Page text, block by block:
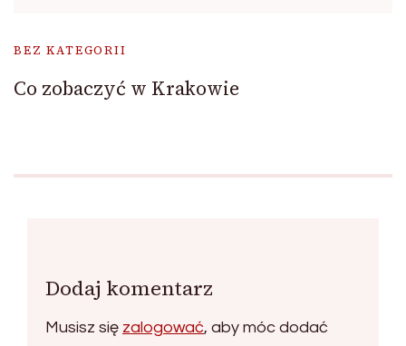
BEZ KATEGORII
Co zobaczyć w Krakowie
Dodaj komentarz
Musisz się zalogować, aby móc dodać